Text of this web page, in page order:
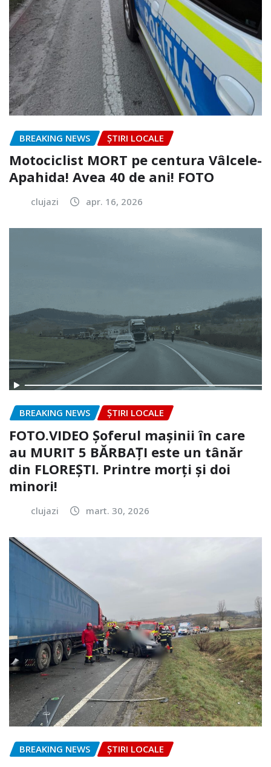
BREAKING NEWS ȘTIRI LOCALE
Motociclist MORT pe centura Vâlcele-
Apahida! Avea 40 de ani! FOTO
clujazi apr. 16, 2026
BREAKING NEWS ȘTIRI LOCALE
FOTO.VIDEO Șoferul mașinii în care
au MURIT 5 BĂRBAȚI este un tânăr
din FLOREȘTI. Printre morți și doi
minori!
clujazi mart. 30, 2026
BREAKING NEWS ȘTIRI LOCALE